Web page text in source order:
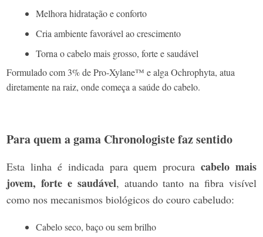
Melhora hidratação e conforto
Cria ambiente favorável ao crescimento
Torna o cabelo mais grosso, forte e saudável
Formulado com 3% de Pro‑Xylane™ e alga Ochrophyta, atua
diretamente na raiz, onde começa a saúde do cabelo.
Para quem a gama Chronologiste faz sentido
Esta linha é indicada para quem procuracabelo mais
jovem, forte e saudável, atuando tanto na fibra visível
como nos mecanismos biológicos do couro cabeludo:
Cabelo seco, baço ou sem brilho